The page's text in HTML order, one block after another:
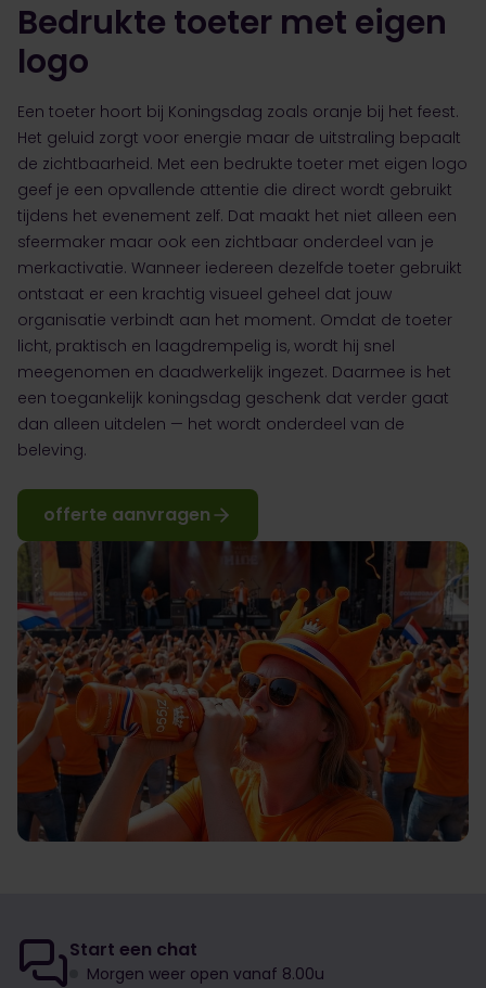
Bedrukte toeter met eigen
logo
Een toeter hoort bij Koningsdag zoals oranje bij het feest.
Het geluid zorgt voor energie maar de uitstraling bepaalt
de zichtbaarheid. Met een bedrukte toeter met eigen logo
geef je een opvallende attentie die direct wordt gebruikt
tijdens het evenement zelf. Dat maakt het niet alleen een
sfeermaker maar ook een zichtbaar onderdeel van je
merkactivatie. Wanneer iedereen dezelfde toeter gebruikt
ontstaat er een krachtig visueel geheel dat jouw
organisatie verbindt aan het moment. Omdat de toeter
licht, praktisch en laagdrempelig is, wordt hij snel
meegenomen en daadwerkelijk ingezet. Daarmee is het
een toegankelijk koningsdag geschenk dat verder gaat
dan alleen uitdelen — het wordt onderdeel van de
beleving.
offerte aanvragen
Start een chat
Morgen weer open vanaf 8.00u